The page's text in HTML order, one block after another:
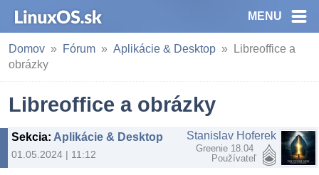
MENU
Domov Fórum Aplikácie & Desktop
Libreoffice a
obrázky
Libreoffice a obrázky
Sekcia: Aplikácie & Desktop
01.05.2024 | 11:12
Stanislav Hoferek
Greenie 18.04
Používateľ